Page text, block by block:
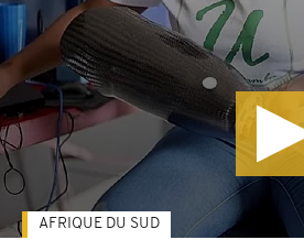
AFRIQUE DU SUD